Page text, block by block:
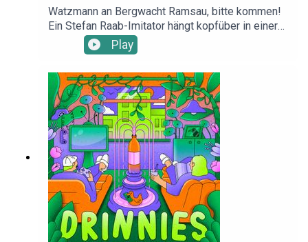
Watzmann an Bergwacht Ramsau, bitte kommen!
Ein Stefan Raab-Imitator hängt kopfüber in einer
Gletscherspalte! Außerdem: Warum Tresore oben
schwimmen, Boomer in Flip Flops eine
Schandstatue verdienen und die KI jetzt bei
Männern, die über KI reden, vorspult.
Abfahrt!Besuche Giulia und Chris auf
Instagram: @giuliabeckerdasoriginal und @chris.s
ommerHier findest du alle Infos und Rabatte
unserer Werbepartner: linktr.ee/drinniesUnser
Intro stammt von Sam Wilkes.
Play